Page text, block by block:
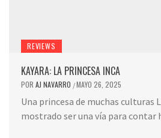
REVIEWS
KAYARA: LA PRINCESA INCA
POR AJ NAVARRO /MAYO 26, 2025
Una princesa de muchas culturas
mostrado ser una vía para contar